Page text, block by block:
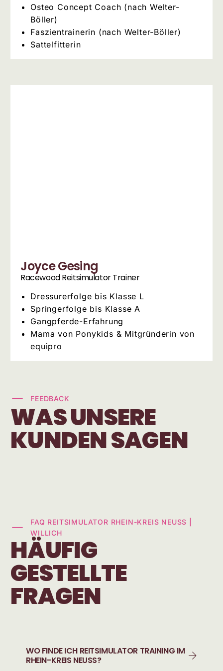
Osteo Concept Coach (nach Welter-
Böller)
Faszientrainerin (nach Welter-Böller)
Sattelfitterin
Joyce Gesing
Racewood Reitsimulator Trainer
Dressurerfolge bis Klasse L
Springerfolge bis Klasse A
Gangpferde-Erfahrung
Mama von Ponykids & Mitgründerin von
equipro
FEEDBACK
WAS UNSERE
KUNDEN SAGEN
FAQ REITSIMULATOR RHEIN-KREIS NEUSS |
WILLICH
HÄUFIG
GESTELLTE
FRAGEN
WO FINDE ICH REITSIMULATOR TRAINING IM
RHEIN-KREIS NEUSS?